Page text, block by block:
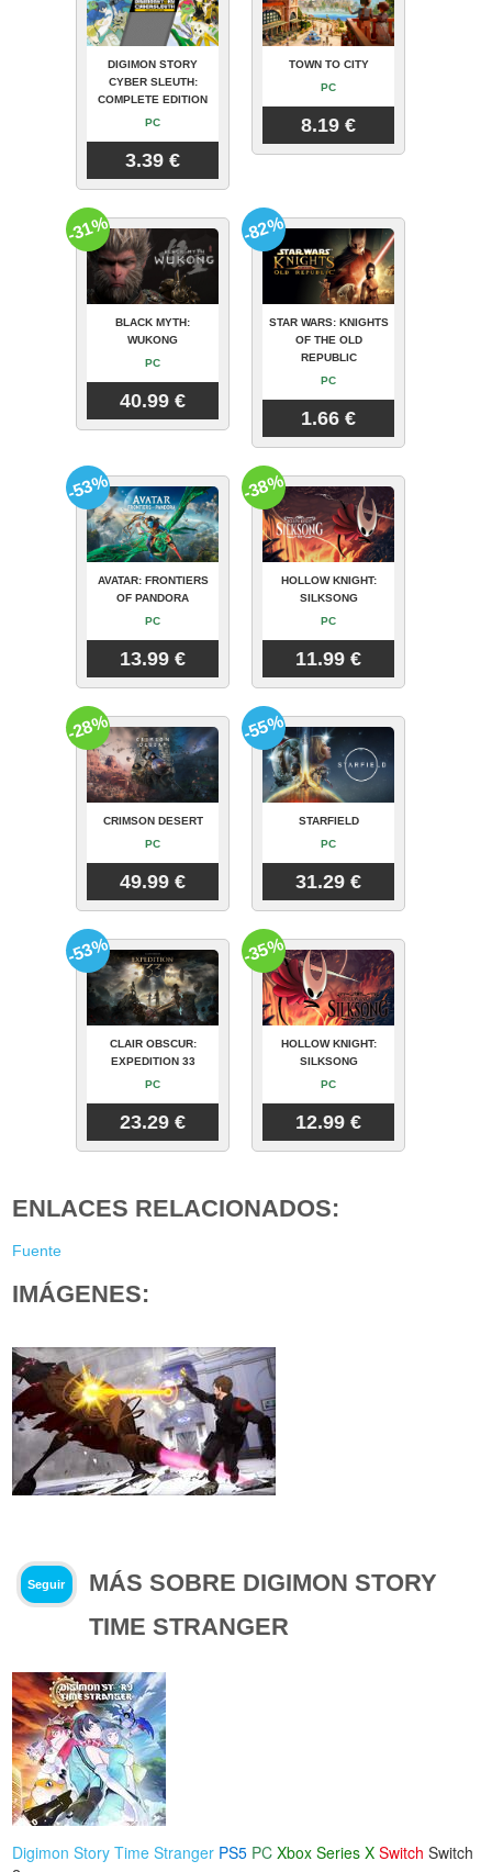
DIGIMON STORY
CYBER SLEUTH:
COMPLETE EDITION
PC
3.39 €
TOWN TO CITY
PC
8.19 €
BLACK MYTH:
WUKONG
PC
40.99 €
-31%
STAR WARS: KNIGHTS
OF THE OLD
REPUBLIC
PC
1.66 €
-82%
AVATAR: FRONTIERS
OF PANDORA
PC
13.99 €
-53%
HOLLOW KNIGHT:
SILKSONG
PC
11.99 €
-38%
CRIMSON DESERT
PC
49.99 €
-28%
STARFIELD
PC
31.29 €
-55%
CLAIR OBSCUR:
EXPEDITION 33
PC
23.29 €
-53%
HOLLOW KNIGHT:
SILKSONG
PC
12.99 €
-35%
ENLACES RELACIONADOS:
Fuente
IMÁGENES:
Seguir
MÁS SOBRE DIGIMON STORY
TIME STRANGER
Digimon Story Time Stranger PS5 PC Xbox Series X Switch Switch